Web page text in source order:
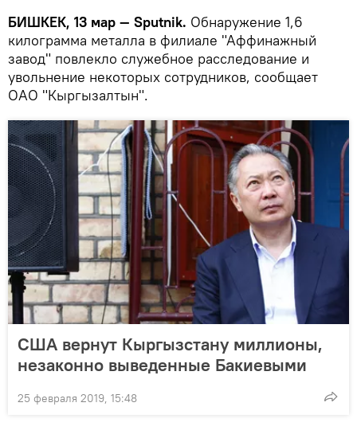
БИШКЕК, 13 мар — Sputnik. Обнаружение 1,6
килограмма металла в филиале "Аффинажный
завод" повлекло служебное расследование и
увольнение некоторых сотрудников, сообщает
ОАО "Кыргызалтын".
США вернут Кыргызстану миллионы,
незаконно выведенные Бакиевыми
25 февраля 2019, 15:48